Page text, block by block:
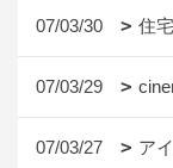
07/03/30 住
07/03/29
07/03/27 ア